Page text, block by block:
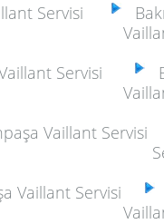
Servisi
Servisi
Vaillant Servisi
Vaillant Servisi